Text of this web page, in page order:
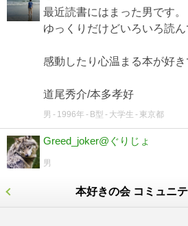
最近読書にはまった男です。
ゆっくりだけどいろいろ読ん
感動したり心温まる本が好き
道尾秀介/本多孝好
男 1996年 B型 大学生 東京都
Greed_joker@ぐりじょ
男
本好きの会 コミュニ